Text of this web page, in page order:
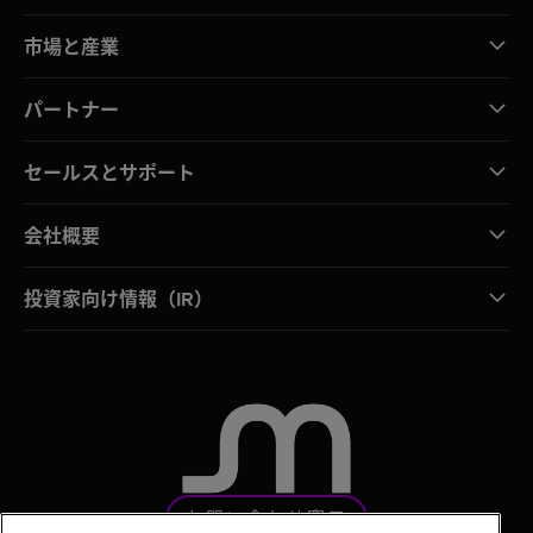
市場と産業
パートナー
セールスとサポート
会社概要
投資家向け情報（IR）
お問い合わせ窓口